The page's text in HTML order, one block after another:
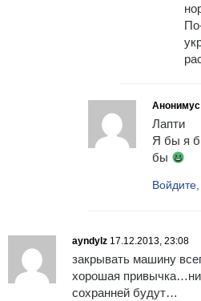
Анонимус
Лапти
Я бы я
бы
Войдите,
ayndylz 17.12.2013, 23:08
закрывать машину
хорошая
сохранней будут…